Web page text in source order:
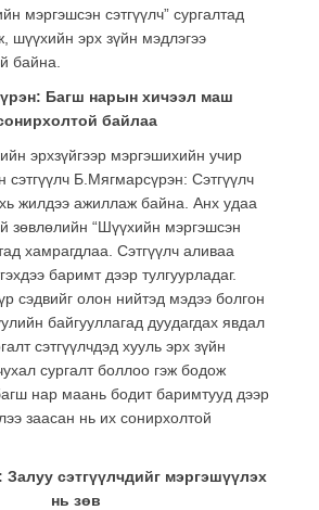
мэргэшсэн сэтгүүлч” сургалтад
шүүхийн эрх зүйн мэдлэгээ
байна.
Багш нарын хичээл маш
байлаа
эрхзүйгээр мэргэшихийн учир
сэтгүүлч Б.Мягмарсүрэн: Сэтгүүлч
жилдээ ажиллаж байна. Анх удаа
зөвлөлийн “Шүүхийн мэргэшсэн
хамрагдлаа. Сэтгүүлч аливаа
баримт дээр тулгуурладаг.
сэдвийг олон нийтэд мэдээ болгон
байгууллагад дуудагдах явдал
сэтгүүлчдэд хууль эрх зүйн
сургалт боллоо гэж бодож
нар маань бодит баримтууд дээр
заасан нь их сонирхолтой
сэтгүүлчдийг мэргэшүүлэх
нь зөв